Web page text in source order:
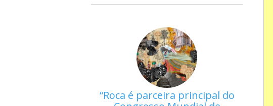
Roca é parceira principal do